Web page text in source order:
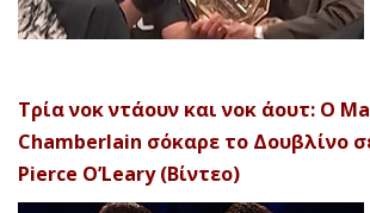
Τρία νοκ ντάουν και νοκ άουτ: Ο
Chamberlain σόκαρε το Δουβλίνο
Pierce O’Leary (Βίντεο)